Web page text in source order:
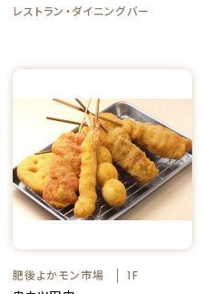
レストラン・ダイニングバー
肥後よかモン市場 1F